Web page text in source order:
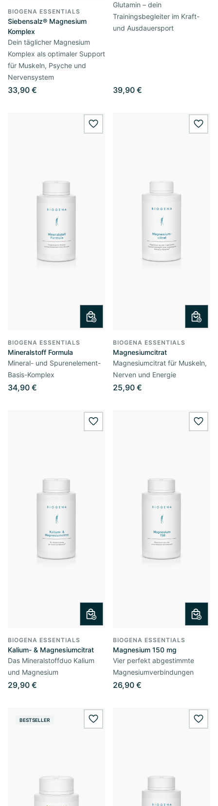
BIOGENA ESSENTIALS
Siebensalz® Magnesium
Komplex
Dein täglicher Magnesium
Komplex als optimaler Support
für Muskeln, Psyche und
Nervensystem
33,90 €
Glutamin – dein
Trainingsbegleiter im Kraft-
und Ausdauersport
39,90 €
wishlist.add
BIOGENA ESSENTIALS
Mineralstoff Formula
Mineral- und Spurenelement-
Basis-Komplex
34,90 €
BIOGENA ESSENTIALS
Magnesiumcitrat
Magnesiumcitrat für Muskeln,
Nerven und Energie
25,90 €
wishlist.add
BIOGENA ESSENTIALS
Kalium- & Magnesiumcitrat
Das Mineralstoffduo Kalium
und Magnesium
29,90 €
BIOGENA ESSENTIALS
Magnesium 150 mg
Vier perfekt abgestimmte
Magnesiumverbindungen
26,90 €
BESTSELLER wishlist.add